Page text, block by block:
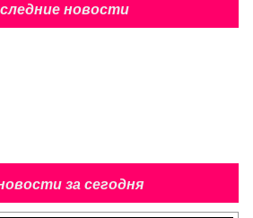
новости
за сегодня